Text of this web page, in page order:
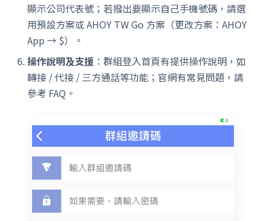
顯示公司代表號；若撥出要顯示自己手機號碼，請選
用預設方案或 AHOY TW Go 方案（更改方案：AHOY
App → $）。
操作說明及支援 ：群組登入首頁有提供操作說明，如
轉接 / 代接 / 三方通話等功能；官網有常見問題，請
參考 FAQ。